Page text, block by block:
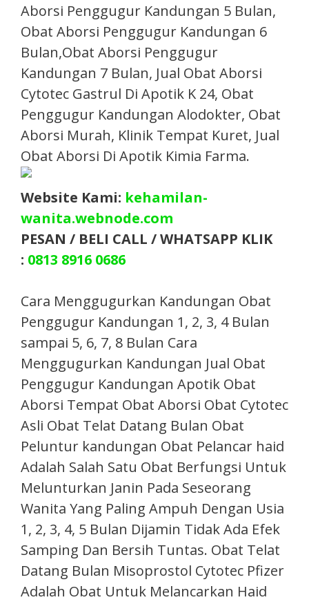
Aborsi Penggugur Kandungan 5 Bulan,
Obat Aborsi Penggugur Kandungan 6
Bulan,Obat Aborsi Penggugur
Kandungan 7 Bulan, Jual Obat Aborsi
Cytotec Gastrul Di Apotik K 24, Obat
Penggugur Kandungan Alodokter, Obat
Aborsi Murah, Klinik Tempat Kuret, Jual
Obat Aborsi Di Apotik Kimia Farma.​
Website Kami: kehamilan-
wanita.webnode.com
PESAN / BELI CALL / WHATSAPP KLIK
: 0813 8916 0686
Cara Menggugurkan Kandungan Obat
Penggugur Kandungan 1, 2, 3, 4 Bulan
sampai 5, 6, 7, 8 Bulan Cara
Menggugurkan Kandungan Jual Obat
Penggugur Kandungan Apotik Obat
Aborsi Tempat Obat Aborsi Obat Cytotec
Asli Obat Telat Datang Bulan Obat
Peluntur kandungan Obat Pelancar haid
Adalah Salah Satu Obat Berfungsi Untuk
Melunturkan Janin Pada Seseorang
Wanita Yang Paling Ampuh Dengan Usia
1, 2, 3, 4, 5 Bulan Dijamin Tidak Ada Efek
Samping Dan Bersih Tuntas. Obat Telat
Datang Bulan Misoprostol Cytotec Pfizer
Adalah Obat Untuk Melancarkan Haid